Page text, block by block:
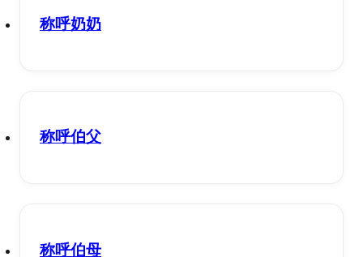
称呼奶奶
称呼伯父
称呼伯母